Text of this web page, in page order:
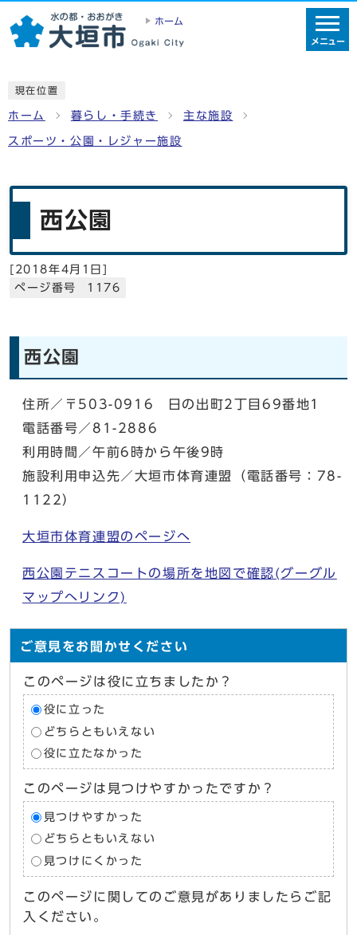
ホーム
メニュー
現在位置
ホーム 暮らし・手続き 主な施設
スポーツ・公園・レジャー施設
西公園
[ 2018年4月1日]
ページ番号 1176
西公園
住所／〒503-0916 日の出町2丁目69番地1
電話番号／81-2886
利用時間／午前6時から午後9時
施設利用申込先／大垣市体育連盟（電話番号：78-
1122）
大垣市体育連盟のページへ
西公園テニスコートの場所を地図で確認(グーグル
マップへリンク)
ご意見をお聞かせください
このページは役に立ちましたか？
役に立った
どちらともいえない
役に立たなかった
このページは見つけやすかったですか？
見つけやすかった
どちらともいえない
見つけにくかった
このページに関してのご意見がありましたらご記
入ください。